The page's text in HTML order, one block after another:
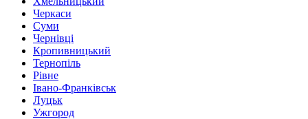
Черкаси
Суми
Чернівці
Кропивницький
Тернопіль
Рівне
Івано-Франківськ
Луцьк
Ужгород